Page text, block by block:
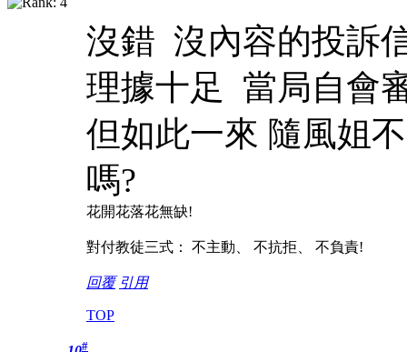
沒錯 沒內容的投訴
理據十足 當局自會
但如此一來 隨風姐
嗎?
花開花落花無缺!
對付教徒三式： 不主動、 不抗拒、 不負責!
回覆 引用
TOP
#